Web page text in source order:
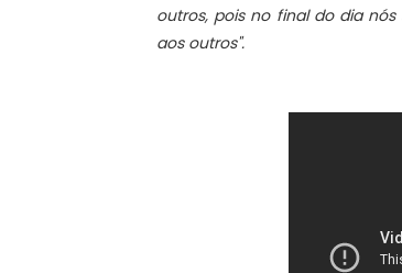
outros, pois no final do dia
aos outros".